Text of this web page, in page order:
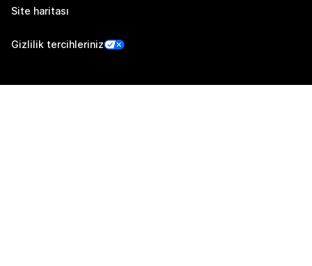
Site haritası
Gizlilik tercihleriniz